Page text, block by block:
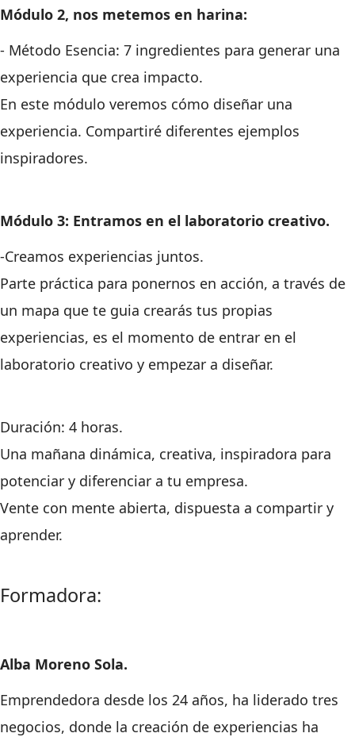
Módulo 2, nos metemos en harina:
- Método Esencia: 7 ingredientes para generar una
experiencia que crea impacto.
En este módulo veremos cómo diseñar una
experiencia. Compartiré diferentes ejemplos
inspiradores.
Módulo 3: Entramos en el laboratorio creativo.
-Creamos experiencias juntos.
Parte práctica para ponernos en acción, a través de
un mapa que te guia crearás tus propias
experiencias, es el momento de entrar en el
laboratorio creativo y empezar a diseñar.
Duración: 4 horas.
Una mañana dinámica, creativa, inspiradora para
potenciar y diferenciar a tu empresa.
Vente con mente abierta, dispuesta a compartir y
aprender.
Formadora:
Alba Moreno Sola.
Emprendedora desde los 24 años, ha liderado tres
negocios, donde la creación de experiencias ha